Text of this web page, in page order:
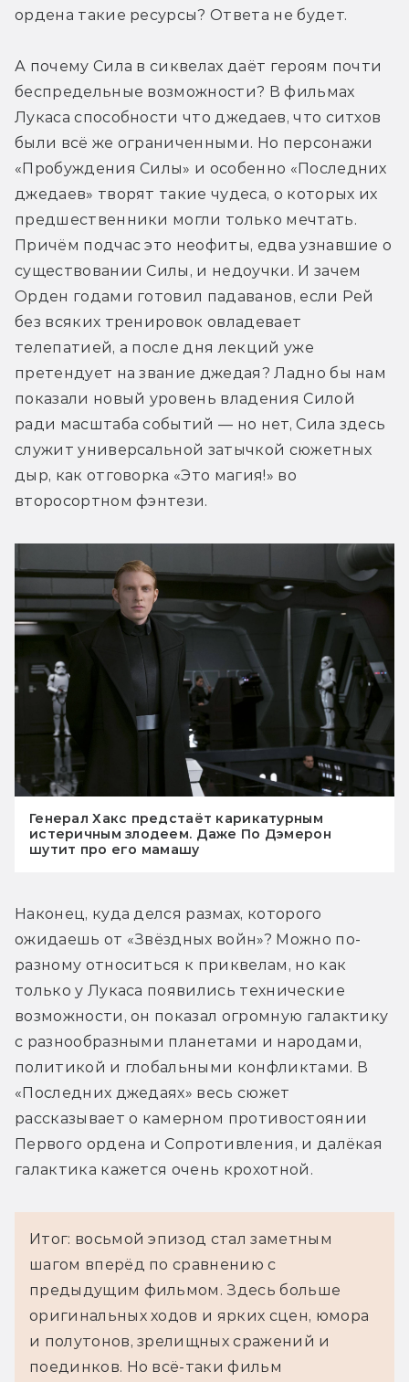
ордена такие ресурсы? Ответа не будет.
А почему Сила в сиквелах даёт героям почти
беспредельные возможности? В фильмах
Лукаса способности что джедаев, что ситхов
были всё же ограниченными. Но персонажи
«Пробуждения Силы» и особенно «Последних
джедаев» творят такие чудеса, о которых их
предшественники могли только мечтать.
Причём подчас это неофиты, едва узнавшие о
существовании Силы, и недоучки. И зачем
Орден годами готовил падаванов, если Рей
без всяких тренировок овладевает
телепатией, а после дня лекций уже
претендует на звание джедая? Ладно бы нам
показали новый уровень владения Силой
ради масштаба событий — но нет, Сила здесь
служит универсальной затычкой сюжетных
дыр, как отговорка «Это магия!» во
второсортном фэнтези.
Генерал Хакс предстаёт карикатурным
истеричным злодеем. Даже По Дэмерон
шутит про его мамашу
Наконец, куда делся размах, которого
ожидаешь от «Звёздных войн»? Можно по-
разному относиться к приквелам, но как
только у Лукаса появились технические
возможности, он показал огромную галактику
с разнообразными планетами и народами,
политикой и глобальными конфликтами. В
«Последних джедаях» весь сюжет
рассказывает о камерном противостоянии
Первого ордена и Сопротивления, и далёкая
галактика кажется очень крохотной.
Итог: восьмой эпизод стал заметным
шагом вперёд по сравнению с
предыдущим фильмом. Здесь больше
оригинальных ходов и ярких сцен, юмора
и полутонов, зрелищных сражений и
поединков. Но всё-таки фильм